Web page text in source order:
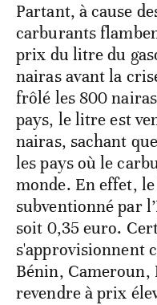
Partant, à cause
carburants
prix du litre du
nairas avant la
frôlé les 800
pays, le litre est
nairas, sachant
les pays où le
monde. En effet, le
subventionné par
soit 0,35 euro.
s'approvisionnent
Bénin, Cameroun,
revendre à prix